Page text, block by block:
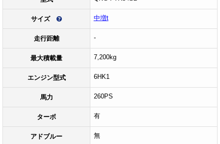
サイズ 中増t
走行距離 -
最大積載量 7,200kg
エンジン型式 6HK1
馬力 260PS
ターボ 有
アドブルー 無